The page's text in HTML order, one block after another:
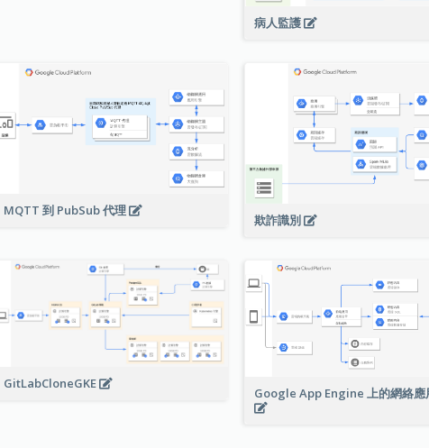
病人監護
MQTT 到 PubSub 代理
欺詐識別
GitLabCloneGKE
Google App Engine 上的網絡